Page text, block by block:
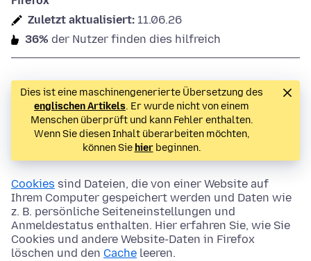
Zuletzt aktualisiert: 11.06.26
36% der Nutzer finden dies hilfreich
Dies ist eine maschinengenerierte Übersetzung des
englischen Artikels. Er wurde nicht von einem
Menschen überprüft und kann Fehler enthalten.
Wenn Sie diesen Inhalt überarbeiten möchten,
können Sie hierbeginnen.
Cookies sind Dateien, die von einer Website auf
Ihrem Computer gespeichert werden und Daten wie
z. B. persönliche Seiteneinstellungen und
Anmeldestatus enthalten. Hier erfahren Sie, wie Sie
Cookies und andere Website-Daten in Firefox
löschen und den Cache leeren.